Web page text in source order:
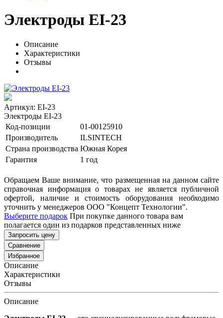
Электроды EI-23
Описание
Характеристики
Отзывы
Артикул: EI-23
Электроды EI-23
Код-позиции
01-00125910
Производитель
ILSINTECH
Страна производства Южная Корея
Гарантия
1 год
Обращаем Ваше внимание, что размещенная на данном сайте
справочная информация о товарах не является публичной
офертой, наличие и стоимость оборудования необходимо
уточнить у менеджеров ООО "Концепт Технологии".
Выберите подарок При покупке данного товара вам
полагается один из подарков представленных ниже
Запросить цену
Сравнение
Избранное
Описание
Характеристики
Отзывы
Описание